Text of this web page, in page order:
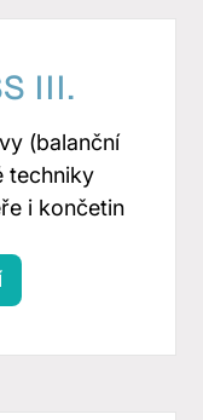
III.
(balanční
techniky
i končetin